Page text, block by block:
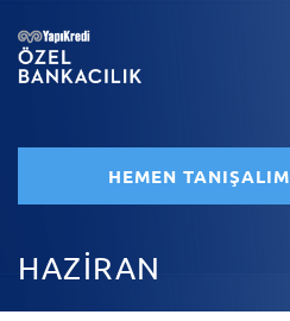
HEMEN TANIŞALIM
HAZİRAN